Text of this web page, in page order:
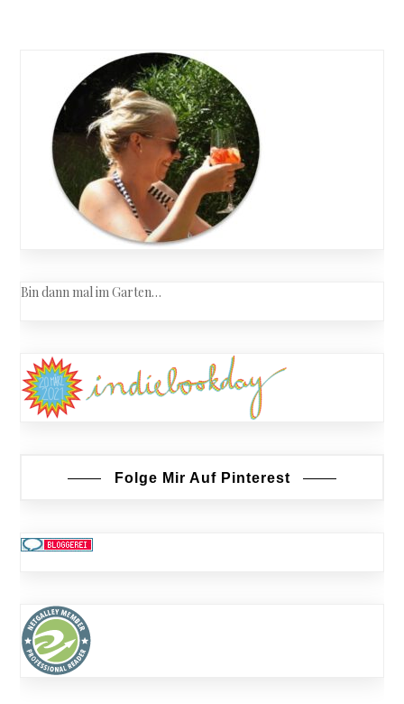
navigation
Bin dann mal im Garten…
Folge Mir Auf Pinterest